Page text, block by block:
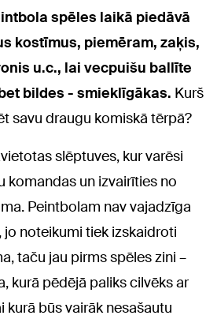
spēles laikā piedāvā
kostīmus, piemēram, zaķis,
u.c., lai vecpuišu ballīte
bildes - smieklīgākas. Kurš
savu draugu komiskā tērpā?
slēptuves, kur varēsi
komandas un izvairīties no
Peintbolam nav vajadzīga
noteikumi tiek izskaidroti
taču jau pirms spēles zini –
kurā pēdējā paliks cilvēks ar
kurā būs vairāk nesašautu